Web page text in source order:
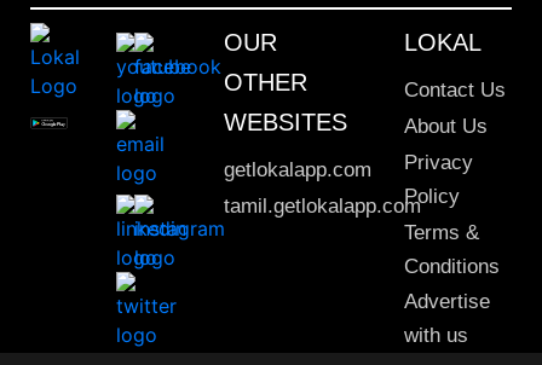
OUR
OTHER
WEBSITES
getlokalapp.com
tamil.getlokalapp.com
LOKAL
Contact Us
About Us
Privacy
Policy
Terms &
Conditions
Advertise
with us